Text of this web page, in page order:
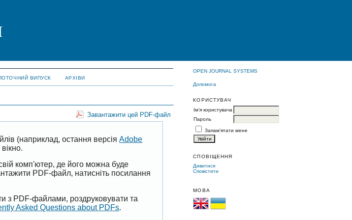
OPEN JOURNAL SYSTEMS
Допомога
КОРИСТУВАЧ
Ім'я користувача
Пароль
Запам'ятати мене
СПОВІЩЕННЯ
Дивитися
Сповістити
МОВА
ВИПУСК АРХІВИ
Завантажити цей PDF-файл
(наприклад, остання версіяAdobe
комп'ютер, де його можна буде
PDF-файл, натисніть посилання
з PDF-файлами, роздруковувати та
Asked Questions about PDFs.